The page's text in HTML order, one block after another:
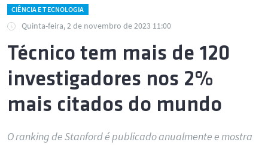
CIÊNCIA E TECNOLOGIA
Quinta-feira, 2 de novembro de 2023 11:00
Técnico tem mais de 120
investigadores nos 2%
mais citados do mundo
O ranking de Stanford é publicado anualmente e mostra